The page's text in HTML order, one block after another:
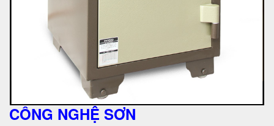
CÔNG NGHỆ SƠN